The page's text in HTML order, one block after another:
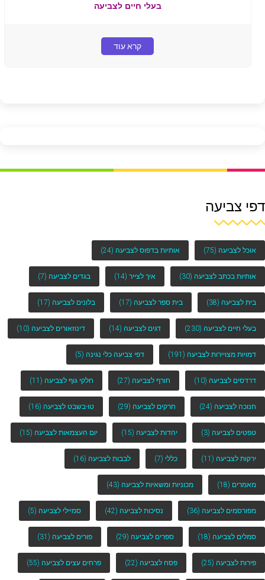
בעלי חיים לצביעה
קרא עוד
דפי צביעה
אוכל לצביעה (75) אותיות בדפוס לצביעה (24)
אותיות בכתב לצביעה (30) איך לצייר (14) בגדים לצביעה (7)
בית לצביעה (38) בית ספר לצביעה (17) בלונים לצביעה (17)
בעלי חיים לצביעה (230) דגים לצביעה (14) דינוזאורים לצביעה (10)
דמויות מצויירות לצביעה (191) דפי צביעה כלי נגינה (5)
דרדסים לצביעה (10) חורף לצביעה (27) חלקי גוף לצביעה (11)
חנוכה לצביעה (24) חרקים לצביעה (29) טו-בשבט לצביעה (16)
טפטים לצביעה (3) יהדות לצביעה (15) יום העצמאות לצביעה (15)
ירקות לצביעה (11) כללי (7) לבבות לצביעה (16)
מאמרים (18) מכוניות ומשאיות לצביעה (43)
מפורסמים לצביעה (36) נסיכות לצביעה (42) סמיילי לצביעה (5)
סמלים לצביעה (18) ספרים לצביעה (29) פורים לצביעה (31)
פירות לצביעה (25) פסח לצביעה (22) פרחים עצים לצביעה (55)